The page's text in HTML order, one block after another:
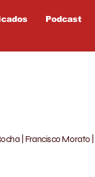
Podcast
| Francisco Morato